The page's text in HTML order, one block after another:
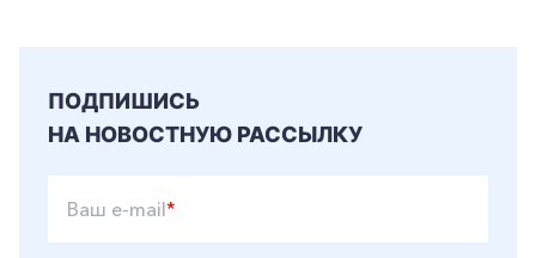
ПОДПИШИСЬ
НА НОВОСТНУЮ РАССЫЛКУ
Ваш e-mail*